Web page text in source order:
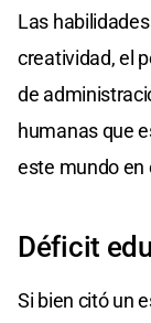
Las
creatividad, el
de
humanas que
este mundo en
Déficit
Si bien citó un